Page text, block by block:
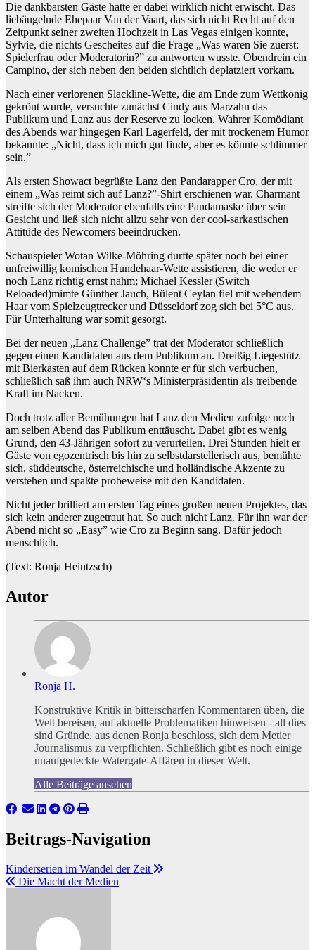
Die dankbarsten Gäste hatte er dabei wirklich nicht erwischt. Das
liebäugelnde Ehepaar Van der Vaart, das sich nicht Recht auf den
Zeitpunkt seiner zweiten Hochzeit in Las Vegas einigen konnte,
Sylvie, die nichts Gescheites auf die Frage „Was waren Sie zuerst:
Spielerfrau oder Moderatorin?” zu antworten wusste. Obendrein ein
Campino, der sich neben den beiden sichtlich deplatziert vorkam.
Nach einer verlorenen Slackline-Wette, die am Ende zum Wettkönig
gekrönt wurde, versuchte zunächst Cindy aus Marzahn das
Publikum und Lanz aus der Reserve zu locken. Wahrer Komödiant
des Abends war hingegen Karl Lagerfeld, der mit trockenem Humor
bekannte: „Nicht, dass ich mich gut finde, aber es könnte schlimmer
sein.”
Als ersten Showact begrüßte Lanz den Pandarapper Cro, der mit
einem „Was reimt sich auf Lanz?”-Shirt erschienen war. Charmant
streifte sich der Moderator ebenfalls eine Pandamaske über sein
Gesicht und ließ sich nicht allzu sehr von der cool-sarkastischen
Attitüde des Newcomers beeindrucken.
Schauspieler Wotan Wilke-Möhring durfte später noch bei einer
unfreiwillig komischen Hundehaar-Wette assistieren, die weder er
noch Lanz richtig ernst nahm; Michael Kessler (Switch
Reloaded)mimte Günther Jauch, Bülent Ceylan fiel mit wehendem
Haar vom Spielzeugtrecker und Düsseldorf zog sich bei 5°C aus.
Für Unterhaltung war somit gesorgt.
Bei der neuen „Lanz Challenge” trat der Moderator schließlich
gegen einen Kandidaten aus dem Publikum an. Dreißig Liegestütz
mit Bierkasten auf dem Rücken konnte er für sich verbuchen,
schließlich saß ihm auch NRW‘s Ministerpräsidentin als treibende
Kraft im Nacken.
Doch trotz aller Bemühungen hat Lanz den Medien zufolge noch
am selben Abend das Publikum enttäuscht. Dabei gibt es wenig
Grund, den 43-Jährigen sofort zu verurteilen. Drei Stunden hielt er
Gäste von egozentrisch bis hin zu selbstdarstellerisch aus, bemühte
sich, süddeutsche, österreichische und holländische Akzente zu
verstehen und spaßte probeweise mit den Kandidaten.
Nicht jeder brilliert am ersten Tag eines großen neuen Projektes, das
sich kein anderer zugetraut hat. So auch nicht Lanz. Für ihn war der
Abend nicht so „Easy” wie Cro zu Beginn sang. Dafür jedoch
menschlich.
(Text: Ronja Heintzsch)
Autor
Ronja H.
Konstruktive Kritik in bitterscharfen Kommentaren üben, die
Welt bereisen, auf aktuelle Problematiken hinweisen - all dies
sind Gründe, aus denen Ronja beschloss, sich dem Metier
Journalismus zu verpflichten. Schließlich gibt es noch einige
unaufgedeckte Watergate-Affären in dieser Welt.
Alle Beiträge ansehen
Beitrags-Navigation
Kinderserien im Wandel der Zeit
Die Macht der Medien